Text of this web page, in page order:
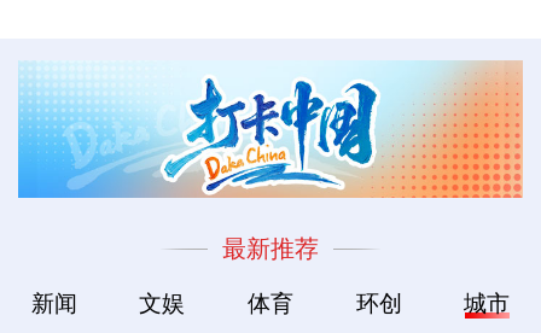
最新推荐
新闻 文娱 体育 环创 城市